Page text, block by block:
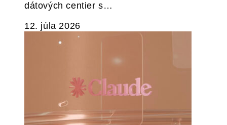
dátových centier s…
12. júla 2026